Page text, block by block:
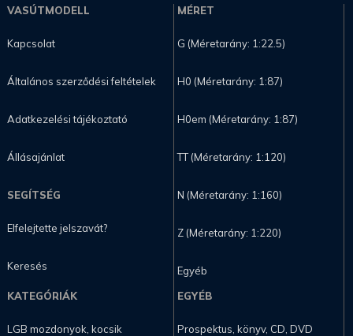
VASÚTMODELL
Kapcsolat
Általános szerződési feltételek
Adatkezelési tájékoztató
Állásajánlat
SEGÍTSÉG
Elfelejtette jelszavát?
Keresés
MÉRET
G (Méretarány: 1:22.5)
H0 (Méretarány: 1:87)
H0em (Méretarány: 1:87)
TT (Méretarány: 1:120)
N (Méretarány: 1:160)
Z (Méretarány: 1:220)
Egyéb
KATEGÓRIÁK
LGB mozdonyok, kocsik
EGYÉB
Prospektus, könyv, CD, DVD